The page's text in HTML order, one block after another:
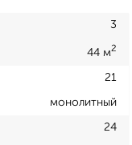
3
44 м2
21
монолитный
24